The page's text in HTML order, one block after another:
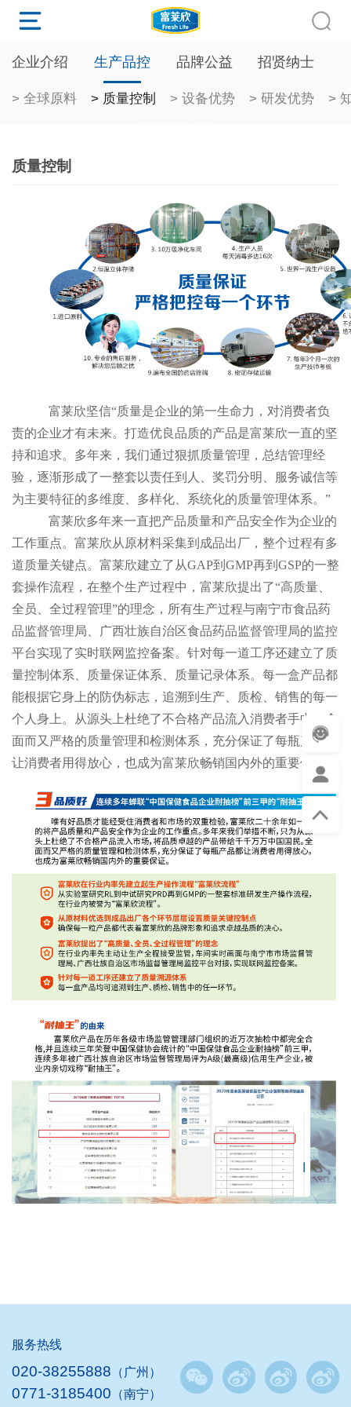
企业介绍 生产品控
> 全球原料 > 质量控制 > 设备优势 > 研发优势 >
品牌公益 招贤纳士
质量控制
富莱欣坚信“质量是企业的第一生命力，对消费者负
责的企业才有未来。打造优良品质的产品是富莱欣一直的坚
持和追求。多年来，我们通过狠抓质量管理，总结管理经
验，逐渐形成了一整套以责任到人、奖罚分明、服务诚信等
为主要特征的多维度、多样化、系统化的质量管理体系。”
富莱欣多年来一直把产品质量和产品安全作为企业的
工作重点。富莱欣从原材料采集到成品出厂，整个过程有多
道质量关键点。富莱欣建立了从GAP到GMP再到GSP的一整
套操作流程，在整个生产过程中，富莱欣提出了“高质量、
全员、全过程管理”的理念，所有生产过程与南宁市食品药
品监督管理局、广西壮族自治区食品药品监督管理局的监控
平台实现了实时联网监控备案。针对每一道工序还建立了质
量控制体系、质量保证体系、质量记录体系。每一盒产品都
能根据它身上的防伪标志，追溯到生产、质检、销售的每一
个人身上。从源头上杜绝了不合格产品流入消费者手中。全
面而又严格的质量管理和检测体系，充分保证了每瓶产品都
让消费者用得放心，也成为富莱欣畅销国内外的重要保证。
服务热线
020-38255888 （广州）
0771-3185400 （南宁）